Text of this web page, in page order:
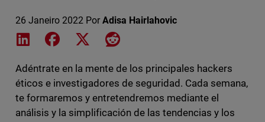
26 Janeiro 2022 Por Adisa Hairlahovic
Share on LinkedIn
Share on Facebook
Share on XShare on Reddit
Adéntrate en la mente de los principales hackers
éticos e investigadores de seguridad. Cada semana,
te formaremos y entretendremos mediante el
análisis y la simplificación de las tendencias y los